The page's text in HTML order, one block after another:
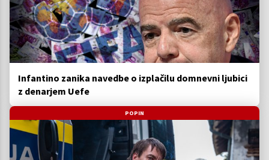
Infantino zanika navedbe o izplačilu domnevni ljubici
z denarjem Uefe
POPIN